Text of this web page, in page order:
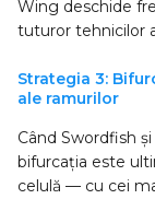
Wing deschide
tuturor tehnicilor
Strategia 3:
ale ramurilor
Când Swordfish
bifurcația este
celulă — cu cei